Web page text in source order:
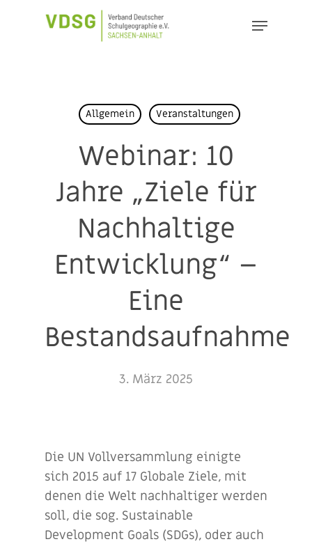
Menu
Allgemein Veranstaltungen
Webinar: 10
Jahre „Ziele für
Nachhaltige
Entwicklung“ –
Eine
Bestandsaufnahme
3. März 2025
Die UN Vollversammlung einigte
sich 2015 auf 17 Globale Ziele, mit
denen die Welt nachhaltiger werden
soll, die sog. Sustainable
Development Goals (SDGs), oder auch